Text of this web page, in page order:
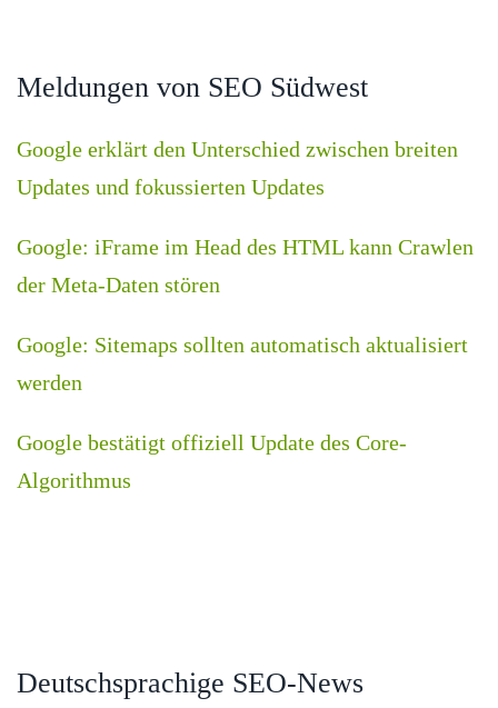
Meldungen von SEO Südwest
Google erklärt den Unterschied zwischen breiten
Updates und fokussierten Updates
Google: iFrame im Head des HTML kann Crawlen
der Meta-Daten stören
Google: Sitemaps sollten automatisch aktualisiert
werden
Google bestätigt offiziell Update des Core-
Algorithmus
Deutschsprachige SEO-News